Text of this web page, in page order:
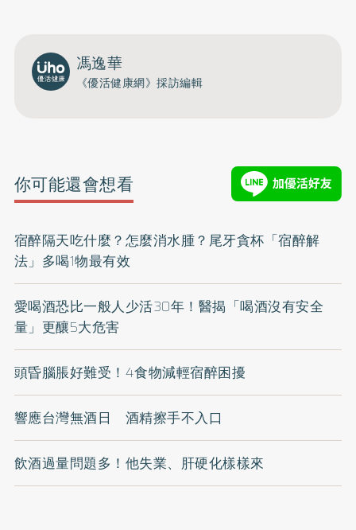
馮逸華
《優活健康網》採訪編輯
你可能還會想看
宿醉隔天吃什麼？怎麼消水腫？尾牙貪杯「宿醉解
法」多喝1物最有效
愛喝酒恐比一般人少活30年！醫揭「喝酒沒有安全
量」更釀5大危害
頭昏腦脹好難受！4食物減輕宿醉困擾
響應台灣無酒日 酒精擦手不入口
飲酒過量問題多！他失業、肝硬化樣樣來